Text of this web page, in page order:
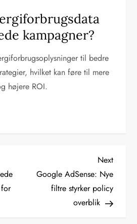
kampagner?
til bedre
hvilket kan føre til mere
højere ROI.
Next
Post
Next
Google AdSense: Nye
filtre styrker policy
overblik